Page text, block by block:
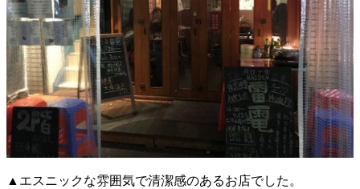
▲エスニックな雰囲気で清潔感のあるお店でした。